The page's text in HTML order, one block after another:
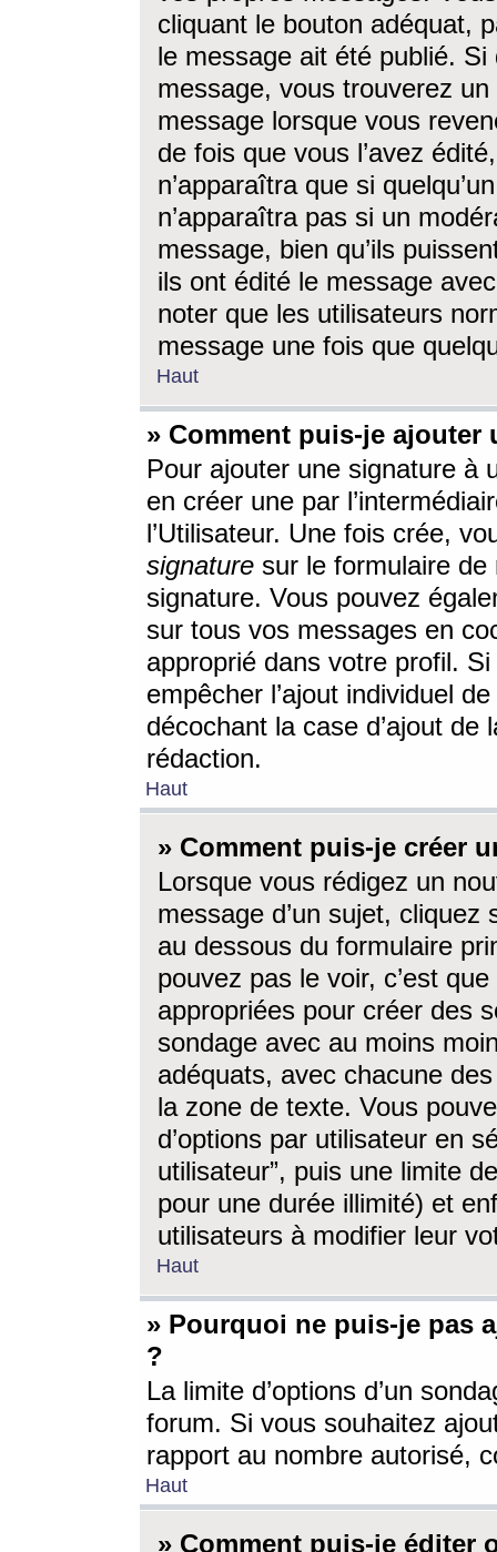
cliquant le bouton adéquat,
le message ait été publié. Si
message, vous trouverez
message lorsque vous
de fois que vous l’avez
n’apparaîtra que si
n’apparaîtra pas si un
message, bien qu’ils
ils ont édité le message
noter que les utilisateurs
message une fois que
Haut
» Comment puis-je ajouter
Pour ajouter une signature à
en créer une par
l’Utilisateur. Une fois crée,
signature sur le formulaire de
signature. Vous pouvez
sur tous vos messages en
approprié dans votre profil.
empêcher l’ajout individuel
décochant la case d’ajout
rédaction.
Haut
» Comment puis-je créer
Lorsque vous rédigez un
message d’un sujet, cliquez
au dessous du formulaire
pouvez pas le voir, c’est
appropriées pour créer des
sondage avec au moins
adéquats, avec chacune
la zone de texte. Vous
d’options par utilisateur en
utilisateur”, puis une limite
pour une durée illimité) et
utilisateurs à modifier leur
Haut
» Pourquoi ne puis-je pas
?
La limite d’options d’un
forum. Si vous souhaitez
rapport au nombre autorisé,
Haut
» Comment puis-je éditer